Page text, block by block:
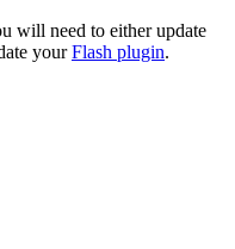
will need to either update
yourFlash plugin.